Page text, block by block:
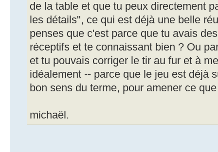
de la table et que tu peux directement
les détails", ce qui est déjà une belle
penses que c'est parce que tu avais
réceptifs et te connaissant bien ? Ou
et tu pouvais corriger le tir au fur et à
idéalement -- parce que le jeu est déjà
bon sens du terme, pour amener ce
michaël.